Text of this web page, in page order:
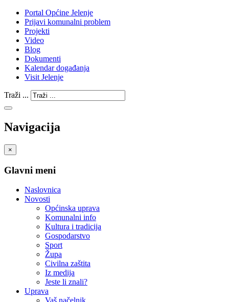
Portal Općine Jelenje
Prijavi komunalni problem
Projekti
Video
Blog
Dokumenti
Kalendar događanja
Visit Jelenje
Traži ...
Navigacija
×
Glavni meni
Naslovnica
Novosti
Općinska uprava
Komunalni info
Kultura i tradicija
Gospodarstvo
Sport
Župa
Civilna zaštita
Iz medija
Jeste li znali?
Uprava